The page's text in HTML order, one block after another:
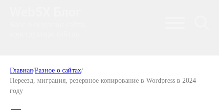
Главная/Разное о сайтах/
Переезд, миграция, резервное копирование в Wordpress в 2024
году